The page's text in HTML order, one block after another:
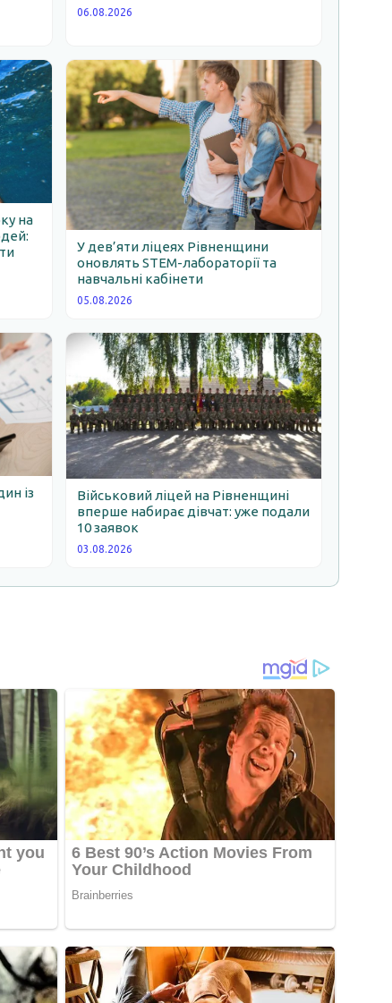
06.08.2026
на
У дев’яти ліцеях Рівненщини
оновлять STEM-лабораторії та
навчальні кабінети
05.08.2026
із
Військовий ліцей на Рівненщині
вперше набирає дівчат: уже подали
10 заявок
03.08.2026